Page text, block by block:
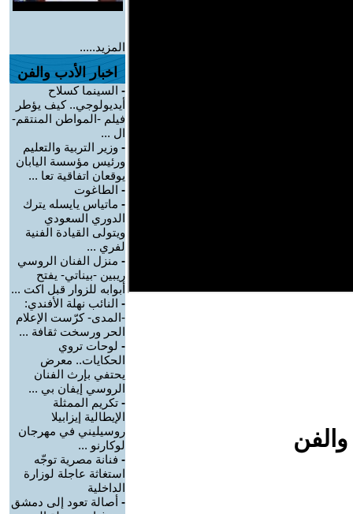
المزيد.....
اخبار الأدب والفن
- السينما كسلاح
أيديولوجي.. كيف يؤطر
فيلم -المواطن المنتقم-
ال ...
- وزير التربية والتعليم
ورئيس مؤسسة اليابان
يوقعان اتفاقية تعا ...
- الطاغوت
- ماتياس يايسله يترك
الدوري السعودي
ويتولى القيادة الفنية
لفري ...
- منزل الفنان الروسي
ريبين -بيناتي- يفتح
أبوابه للزوار قبل اكت ...
- النائب نهلة الأفندي:
-المدى- كرّست الإعلام
الحر ورسخت ثقافة ...
- لوحات تروي
الحكايات.. معرض
يحتفي بإرث الفنان
الروسي إيفان بي ...
- تكريم الممثلة
الإيطالية إيزابيلا
روسيليني في مهرجان
لوكارنو ...
- فنانة مصرية توجّه
استغاثة عاجلة لوزارة
الداخلية
- أصالة تعود إلى دمشق